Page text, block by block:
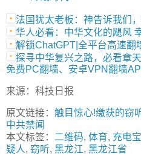
法国犹太老板：神告诉我们
华人必看：中华文化的飓风
解锁ChatGPT|全平台高速翻
探寻中华复兴之路，必看章
免费PC翻墙、安卓VPN翻墙
来源：科技日报
原文链接： 触目惊心!缴获的窃
中共禁闻
本文标签： 二维码, 体育, 充电宝
疑人, 窃听, 黑龙江, 黑龙江省